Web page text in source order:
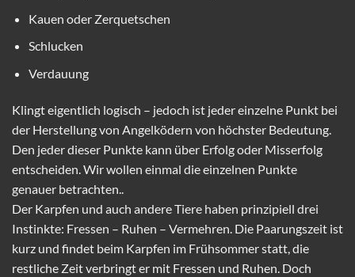
Kauen oder Zerquetschen
Schlucken
Verdauung
Klingt eigentlich logisch – jedoch ist jeder einzelne Punkt bei
der Herstellung von Angelködern von höchster Bedeutung.
Den jeder dieser Punkte kann über Erfolg oder Misserfolg
entscheiden. Wir wollen einmal die einzelnen Punkte
genauer betrachten..
Der Karpfen und auch andere Tiere haben prinzipiell drei
Instinkte: Fressen – Ruhen – Vermehren. Die Paarungszeit ist
kurz und findet beim Karpfen im Frühsommer statt, die
restliche Zeit verbringt er mit Fressen und Ruhen. Doch